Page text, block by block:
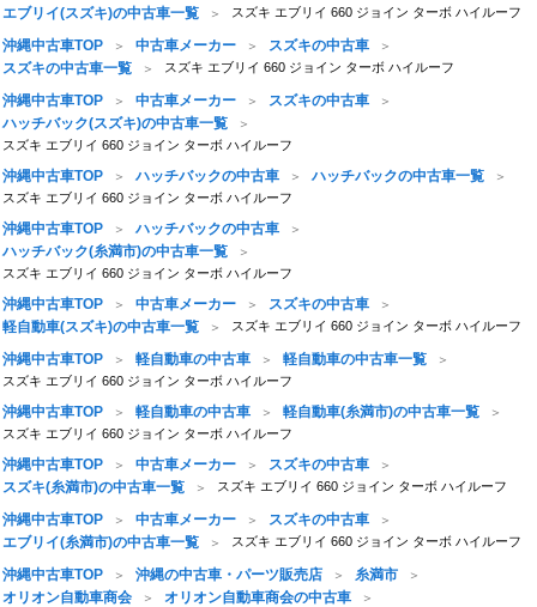
エブリイ(スズキ)の中古車一覧
スズキ エブリイ 660 ジョイン ターボ ハイルーフ
沖縄中古車TOP 中古車メーカー
スズキの中古車
スズキの中古車一覧
スズキ エブリイ 660 ジョイン ターボ ハイルーフ
沖縄中古車TOP 中古車メーカー
スズキの中古車
ハッチバック(スズキ)の中古車一覧
スズキ エブリイ 660 ジョイン ターボ ハイルーフ
沖縄中古車TOP ハッチバックの中古車 ハッチバックの中古車一覧
スズキ エブリイ 660 ジョイン ターボ ハイルーフ
沖縄中古車TOP
ハッチバックの中古車
ハッチバック(糸満市)の中古車一覧
スズキ エブリイ 660 ジョイン ターボ ハイルーフ
沖縄中古車TOP 中古車メーカー
スズキの中古車
軽自動車(スズキ)の中古車一覧
スズキ エブリイ 660 ジョイン ターボ ハイルーフ
沖縄中古車TOP 軽自動車の中古車 軽自動車の中古車一覧
スズキ エブリイ 660 ジョイン ターボ ハイルーフ
沖縄中古車TOP 軽自動車の中古車 軽自動車(糸満市)の中古車一覧
スズキ エブリイ 660 ジョイン ターボ ハイルーフ
沖縄中古車TOP 中古車メーカー
スズキの中古車
スズキ(糸満市)の中古車一覧
スズキ エブリイ 660 ジョイン ターボ ハイルーフ
沖縄中古車TOP 中古車メーカー
スズキの中古車
エブリイ(糸満市)の中古車一覧
スズキ エブリイ 660 ジョイン ターボ ハイルーフ
沖縄中古車TOP 沖縄の中古車・パーツ販売店
糸満市
オリオン自動車商会
オリオン自動車商会の中古車